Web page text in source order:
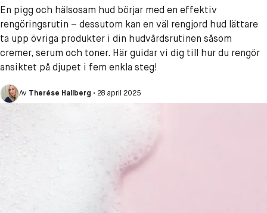
En pigg och hälsosam hud börjar med en effektiv
rengöringsrutin – dessutom kan en väl rengjord hud lättare
ta upp övriga produkter i din hudvårdsrutinen såsom
cremer, serum och toner. Här guidar vi dig till hur du rengör
ansiktet på djupet i fem enkla steg!
Av Therése Hallberg • 28 april 2025